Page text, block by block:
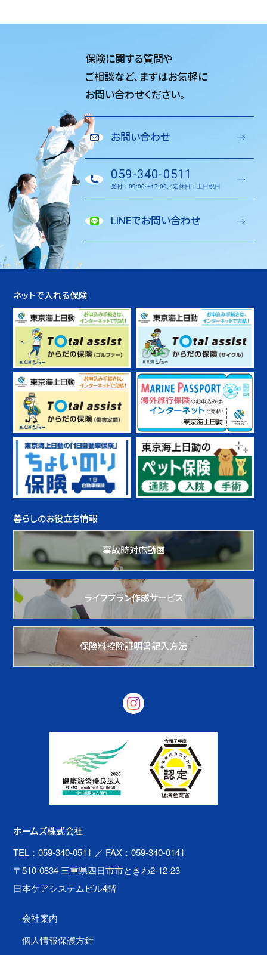
保険に関する質問や
ご相談など、 まずはお気軽に
お問い合わせください。
お問い合わせ
059-340-0511
受付：09:00〜17:00／定休日：土日祝日
LINEでお問い合わせ
ネットで入れる保険
暮らしのお役立ち情報
事故時対応動画
ライフプラン作成サービス
保険料控除証明書記入方法
ホームズ株式会社
TEL：059-340-0511 ／ FAX：059-340-0141
〒510-0834 三重県四日市市ときわ2-12-23
日本ケアシステムビル4階
会社案内
個人情報保護方針